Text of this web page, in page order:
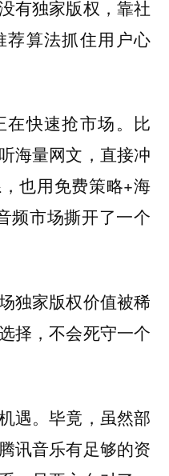
有独家版权，靠社
荐算法抓住用户心
在快速抢市场。比
海量网文，直接冲
也用免费策略+海
频市场撕开了一个
独家版权价值被稀
择，不会死守一个
遇。毕竟，虽然部
讯音乐有足够的资